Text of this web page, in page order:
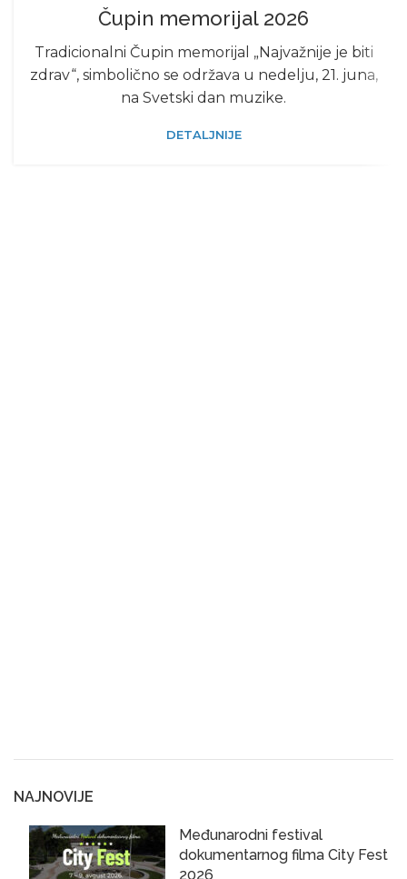
Čupin memorijal 2026
Tradicionalni Čupin memorijal „Najvažnije je biti
zdrav“, simbolično se održava u nedelju, 21. juna,
na Svetski dan muzike.
DETALJNIJE
NAJNOVIJE
Međunarodni festival
dokumentarnog filma City Fest
2026